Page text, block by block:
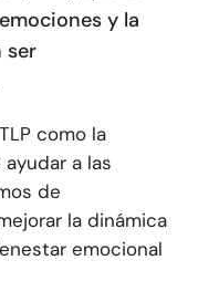
y la
ser
como la
a las
de
la dinámica
emocional